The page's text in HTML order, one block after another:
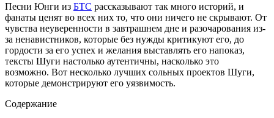
Песни Юнги из БТС рассказывают так много историй, и
фанаты ценят во всех них то, что они ничего не скрывают. От
чувства неуверенности в завтрашнем дне и разочарования из-
за ненавистников, которые без нужды критикуют его, до
гордости за его успех и желания выставлять его напоказ,
тексты Шуги настолько аутентичны, насколько это
возможно. Вот несколько лучших сольных проектов Шуги,
которые демонстрируют его уязвимость.
Содержание